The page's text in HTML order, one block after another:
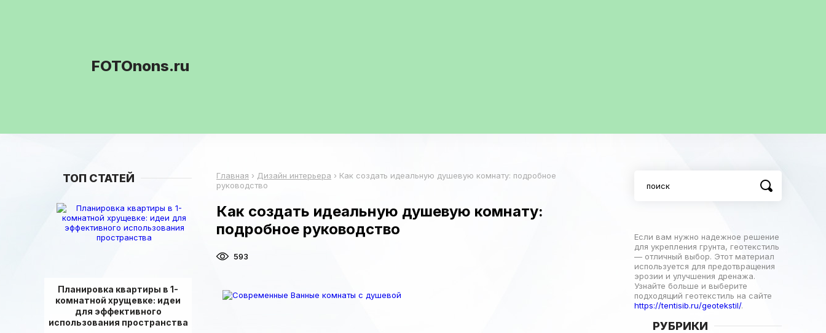
FOTOnons.ru
Главная › Дизайн интерьера › Как создать идеальную душевую комнату: подробное
руководство
Как создать идеальную душевую комнату:
подробное руководство
593
ТОП СТАТЕЙ
Планировка квартиры в 1-
комнатной хрущевке: идеи
для эффективного
использования пространства
Если вам нужно надежное решение
для укрепления грунта, геотекстиль
— отличный выбор. Этот материал
используется для предотвращения
эрозии и улучшения дренажа.
Узнайте больше и выберите
подходящий геотекстиль на сайте
https://tentisib.ru/geotekstil/.
РУБРИКИ